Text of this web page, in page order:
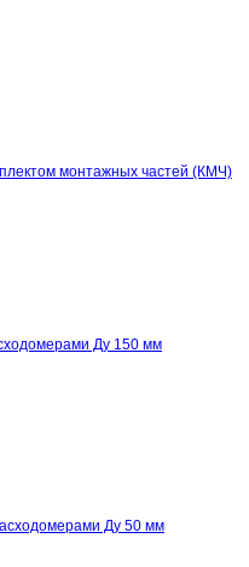
монтажных частей (КМЧ)
Ду 150 мм
Ду 50 мм